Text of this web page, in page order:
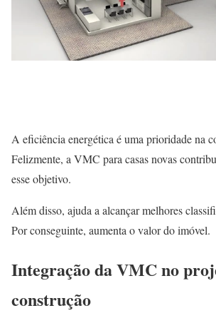
A eficiência energética é uma prioridade na
Felizmente, a VMC para casas novas
esse objetivo.
Além disso, ajuda a alcançar melhores
Por conseguinte, aumenta o valor do imóvel.
Integração da VMC no
construção